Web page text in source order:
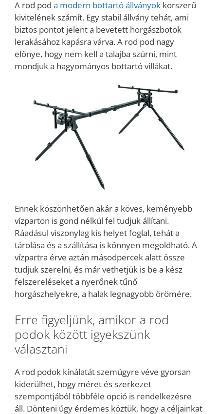
A rod pod a modern bottartó állványok korszerű
kivitelének számít. Egy stabil állvány tehát, ami
biztos pontot jelent a bevetett horgászbotok
lerakásához kapásra várva. A rod pod nagy
előnye, hogy nem kell a talajba szúrni, mint
mondjuk a hagyományos bottartó villákat.
Ennek köszönhetően akár a köves, keményebb
vízparton is gond nélkül fel tudjuk állítani.
Ráadásul viszonylag kis helyet foglal, tehát a
tárolása és a szállítása is könnyen megoldható. A
vízpartra érve aztán másodpercek alatt össze
tudjuk szerelni, és már vethetjük is be a kész
felszereléseket a nyerőnek tűnő
horgászhelyekre, a halak legnagyobb örömére.
Erre figyeljünk, amikor a rod
podok között igyekszünk
választani
A rod podok kínálatát szemügyre véve gyorsan
kiderülhet, hogy méret és szerkezet
szempontjából többféle opció is rendelkezésre
áll. Dönteni úgy érdemes köztük, hogy a céljainkat